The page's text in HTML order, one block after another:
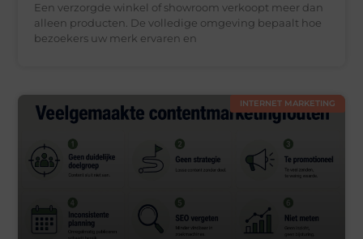
Een verzorgde winkel of showroom verkoopt meer dan
alleen producten. De volledige omgeving bepaalt hoe
bezoekers uw merk ervaren en
INTERNET MARKETING